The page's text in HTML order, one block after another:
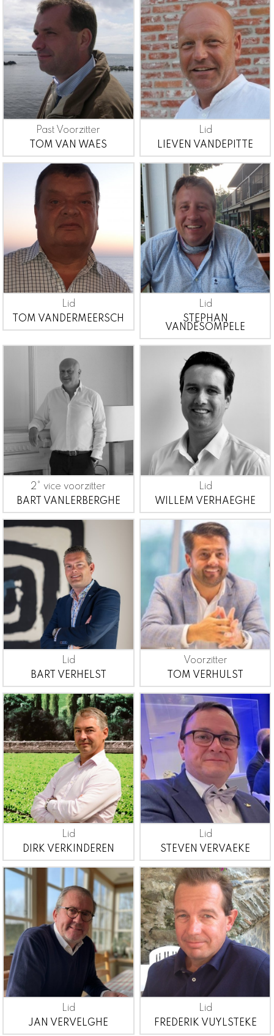
Past Voorzitter
TOM VAN WAES
Lid
LIEVEN VANDEPITTE
Lid
TOM VANDERMEERSCH
Lid
STEPHAN
VANDESOMPELE
2° vice voorzitter
BART VANLERBERGHE
Lid
WILLEM VERHAEGHE
Lid
BART VERHELST
Voorzitter
TOM VERHULST
Lid
DIRK VERKINDEREN
Lid
STEVEN VERVAEKE
Lid
JAN VERVELGHE
Lid
FREDERIK VUYLSTEKE